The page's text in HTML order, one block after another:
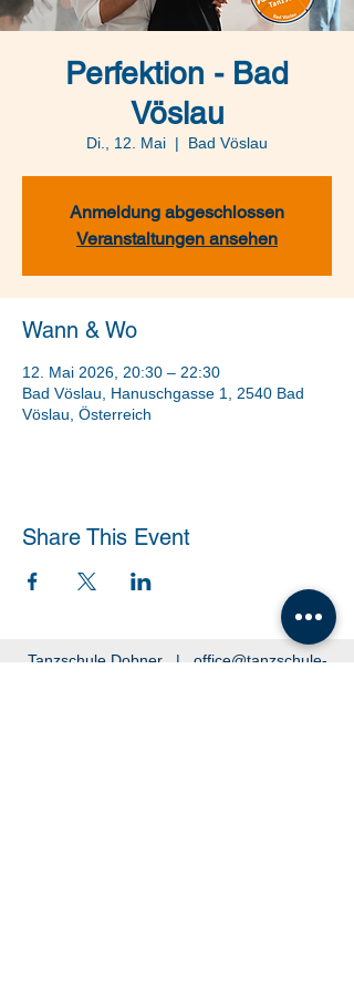
Perfektion - Bad
Vöslau
Di., 12. Mai
  |
Bad Vöslau
Anmeldung abgeschlossen
Veranstaltungen ansehen
Wann & Wo
12. Mai 2026, 20:30 – 22:30
Bad Vöslau, Hanuschgasse 1, 2540 Bad
Vöslau, Österreich
Share This Event
Tanzschule Dobner | office@tanzschule-